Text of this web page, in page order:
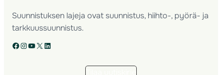
Suunnistuksen lajeja ovat suunnistus, hiihto-, pyörä- ja
tarkkuussuunnistus.
Facebook Instagram YouTube X LinkedIn